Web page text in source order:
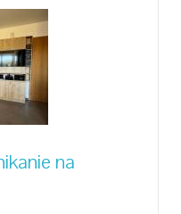
na